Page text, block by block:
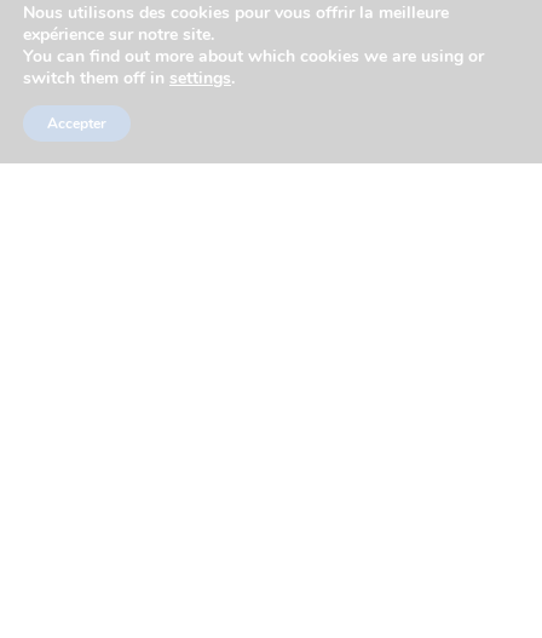
Nous utilisons des cookies pour vous offrir la meilleure
expérience sur notre site.
You can find out more about which cookies we are using or
switch them off in settings.
Accepter